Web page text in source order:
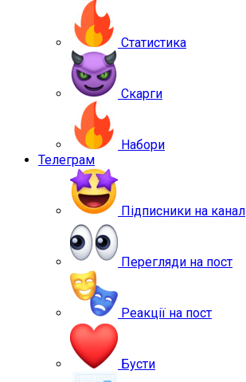
Статистика
Скарги
Набори
Телеграм
Підписники на канал
Перегляди на пост
Реакції на пост
Бусти